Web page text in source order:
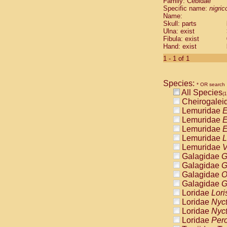
Cebidae
Cebidae
Cebidae
Cebidae
Cebidae
Cebidae
Cebidae
Cebidae
Cebidae
Cebidae
Cebidae
Cebidae
Atelidae
Atelidae
Atelidae
Atelidae
Atelidae
Atelidae
Atelidae
Atelidae
Atelidae
Atelidae
Pitheciidae
Specific name:
Name:
Skull: parts
Ulna: exist
Fibula: exist
Hand: exist
1 - 1 of 1
Species: * OR search
All Species
Lemuridae
Lemuridae
Lemuridae
Lemuridae
Lemuridae
Galagidae
Galagidae
Galagidae
Galagidae
Loridae
Loridae
Loridae
Loridae